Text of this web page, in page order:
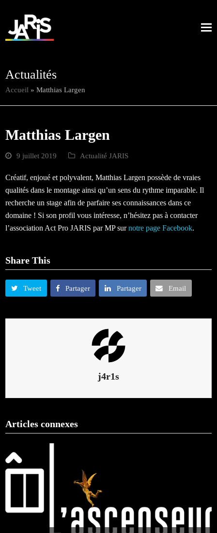
Actualités
Accueil »Matthias Largen
Matthias Largen
9 juillet 2019 Actualité JARIS
Créatif, enjoué et polyvalent, Matthias Largen possède de vraies
qualités dans le montage ainsi qu’un sens du rythme imparable. Il
recherche un stage afin de parfaire ses connaissances dans ce
domaine ! Si son profil vous intéresse, n’hésitez pas à contacter
l’association Act Pro JARIS par MP surnotre page Facebook.
Share This
Tweet Partager Partager Email
j4r1s
Articles connexes